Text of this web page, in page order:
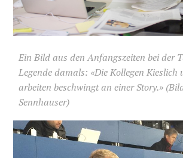
Ein Bild aus den Anfangszeiten bei der
Legende damals: «Die Kollegen Kieslich
arbeiten beschwingt an einer Story.»
Sennhauser)